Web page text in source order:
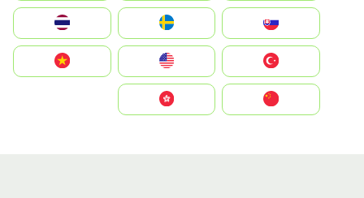
Slovensko
United States
Vietnam